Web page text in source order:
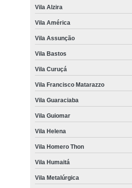
Vila Alzira
Vila América
Vila Assunção
Vila Bastos
Vila Curuçá
Vila Francisco Matarazzo
Vila Guaraciaba
Vila Guiomar
Vila Helena
Vila Homero Thon
Vila Humaitá
Vila Metalúrgica